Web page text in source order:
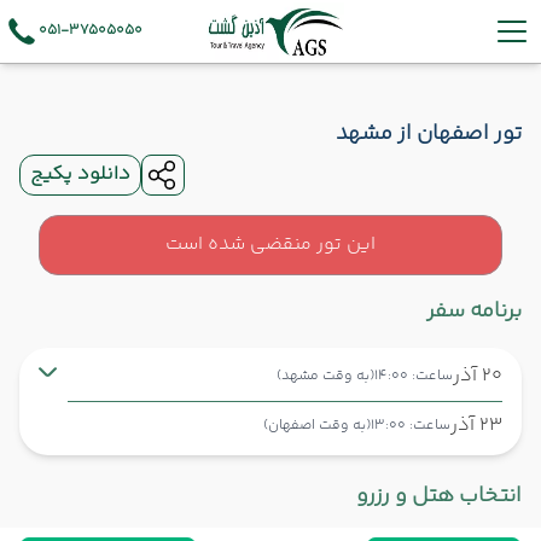
051-37505050
تور اصفهان از مشهد
دانلود پکیج
این تور منقضی شده است
برنامه سفر
20 آذر ساعت: 14:00 (به وقت مشهد)
23 آذر ساعت: 13:00 (به وقت اصفهان)
شروع سفر مشهد ,
انتخاب هتل و رزرو